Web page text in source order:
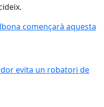
començarà aquesta
evita un robatori de